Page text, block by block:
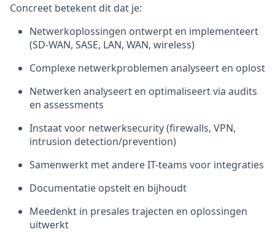
Concreet betekent dit dat je:
Netwerkoplossingen ontwerpt en implementeert
(SD-WAN, SASE, LAN, WAN, wireless)
Complexe netwerkproblemen analyseert en oplost
Netwerken analyseert en optimaliseert via audits
en assessments
Instaat voor netwerksecurity (firewalls, VPN,
intrusion detection/prevention)
Samenwerkt met andere IT-teams voor integraties
Documentatie opstelt en bijhoudt
Meedenkt in presales trajecten en oplossingen
uitwerkt